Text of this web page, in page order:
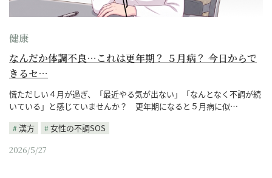
健康
なんだか体調不良…これは更年期？ ５月病？ 今日からで
きるセ…
慌ただしい４月が過ぎ、「最近やる気が出ない」「なんとなく不調が続
いている」と感じていませんか？ 更年期になると５月病に似…
漢方
女性の不調SOS
2026/5/27